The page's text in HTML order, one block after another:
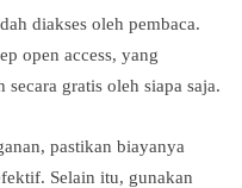
diakses oleh pembaca.
open access, yang
gratis oleh siapa saja.
pastikan biayanya
Selain itu, gunakan